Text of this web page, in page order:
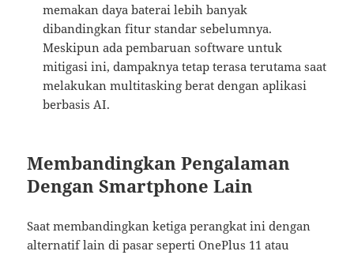
memakan daya baterai lebih banyak
dibandingkan fitur standar sebelumnya.
Meskipun ada pembaruan software untuk
mitigasi ini, dampaknya tetap terasa terutama saat
melakukan multitasking berat dengan aplikasi
berbasis AI.
Membandingkan Pengalaman
Dengan Smartphone Lain
Saat membandingkan ketiga perangkat ini dengan
alternatif lain di pasar seperti OnePlus 11 atau